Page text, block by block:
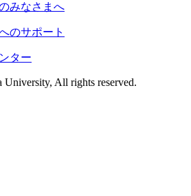
みなさまへ
のサポート
ター
All rights reserved.